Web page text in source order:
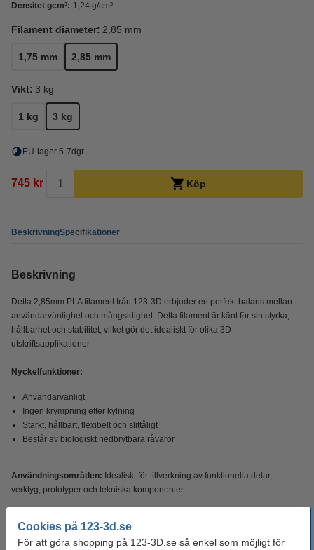
Cookies på 123-3d.se
För att göra shopping på 123-3D.se så enkel som möjligt för
Densitet gcm³: 1,24 g/cm³
Filament diameter: 2,85 mm
1,75 mm 2,85 mm
Vikt: 3 kg
1 kg 3 kg
EU-lager 5-7dgr
745 kr Köp
BeskrivningSpecifikationer
Beskrivning
Detta 2,85mm PLA filament från 123-3D erbjuder en perfekt balans mellan
användarvänlighet och mångsidighet. Detta filament är känt för sin styrka,
hållbarhet och stabilitet, vilket gör det idealiskt för olika 3D-
utskriftsapplikationer.
Nyckelfunktioner:
Användarvänligt
Ingen krympning efter kylning
Starkt, hållbart, flexibelt och slittåligt
Består av biologiskt nedbrytbara råvaror
Användningsområden: Idealiskt för tillverkning av funktionella delar,
verktyg, prototyper och tekniska komponenter.
Specifikationer